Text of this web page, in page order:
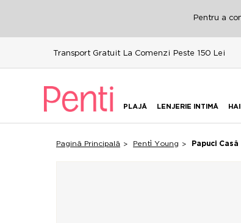
Pentru a
Transport Gratuit La Comenzi Peste 150 Lei
PLAJĂ LENJERIE INTIMĂ
Pagină Principală Penti̇ Young Papuci